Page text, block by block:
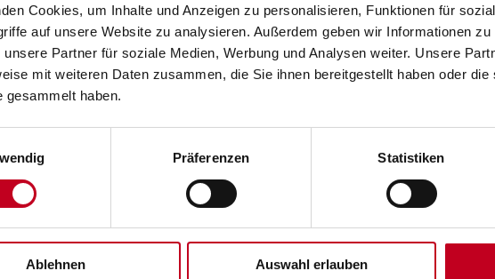
Cookies, um Inhalte und Anzeigen zu personalisieren, Funktionen für
auf unsere Website zu analysieren. Außerdem geben wir Informationen
unsere Partner für soziale Medien, Werbung und Analysen weiter. Unsere
mit weiteren Daten zusammen, die Sie ihnen bereitgestellt haben oder
gesammelt haben.
Präferenzen Statistiken
Ablehnen Auswahl erlauben
ZUM ARTIKEL